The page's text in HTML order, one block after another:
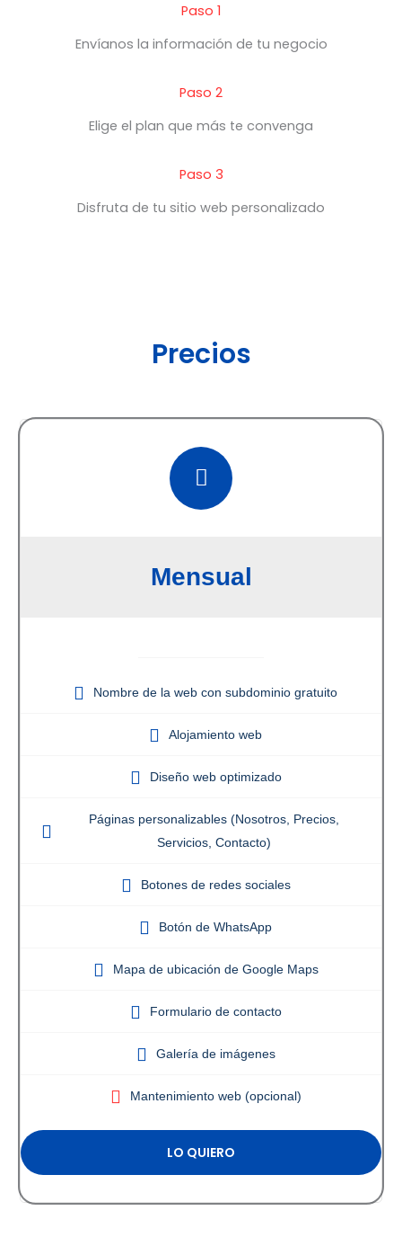
Paso 1
Envíanos la información de tu negocio
Paso 2
Elige el plan que más te convenga
Paso 3
Disfruta de tu sitio web personalizado
Precios
Mensual
Nombre de la web con subdominio gratuito
Alojamiento web
Diseño web optimizado
Páginas personalizables (Nosotros, Precios,
Servicios, Contacto)
Botones de redes sociales
Botón de WhatsApp
Mapa de ubicación de Google Maps
Formulario de contacto
Galería de imágenes
Mantenimiento web (opcional)
LO QUIERO